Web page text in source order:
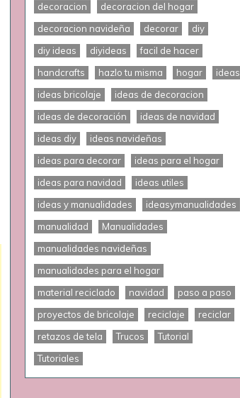
decoracion
decoracion del hogar
decoracion navideña
decorar
diy
diy ideas
diyideas
facil de hacer
handcrafts
hazlo tu misma hogar
ideas
ideas bricolaje
ideas de decoracion
ideas de decoración
ideas de navidad
ideas diy
ideas navideñas
ideas para decorar
ideas para el hogar
ideas para navidad
ideas utiles
ideas y manualidades
ideasymanualidades
manualidad
Manualidades
manualidades navideñas
manualidades para el hogar
material reciclado
navidad
paso a paso
proyectos de bricolaje
reciclaje
reciclar
retazos de tela
Trucos
Tutorial
Tutoriales